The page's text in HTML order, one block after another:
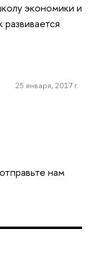
экономики и
25 января, 2017 г.
нам